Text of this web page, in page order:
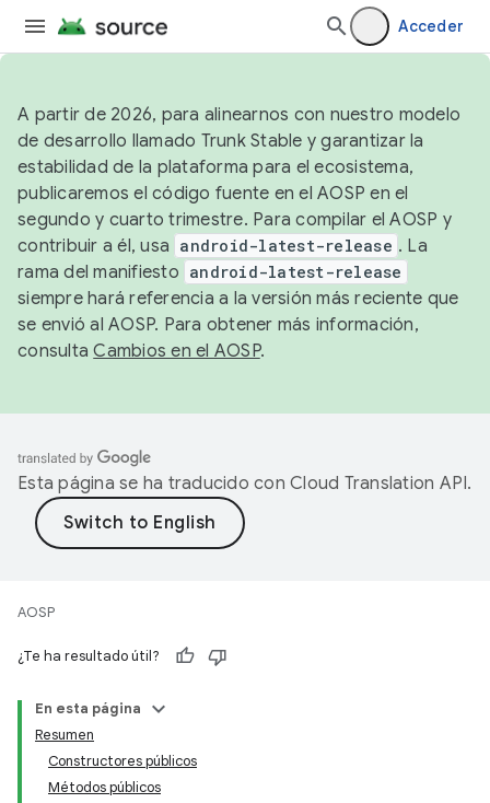
Acceder
A partir de 2026, para alinearnos con nuestro modelo
de desarrollo llamado Trunk Stable y garantizar la
estabilidad de la plataforma para el ecosistema,
publicaremos el código fuente en el AOSP en el
segundo y cuarto trimestre. Para compilar el AOSP y
contribuir a él, usa android-latest-release . La
rama del manifiesto android-latest-release
siempre hará referencia a la versión más reciente que
se envió al AOSP. Para obtener más información,
consultaCambios en el AOSP.
Esta página se ha traducido con Cloud Translation API.
AOSP
¿Te ha resultado útil?
En esta página
Resumen
Constructores públicos
Métodos públicos